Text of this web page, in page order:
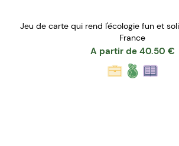
Jeu de carte qui rend l'écologie fun et
France
A partir de 40.50 €